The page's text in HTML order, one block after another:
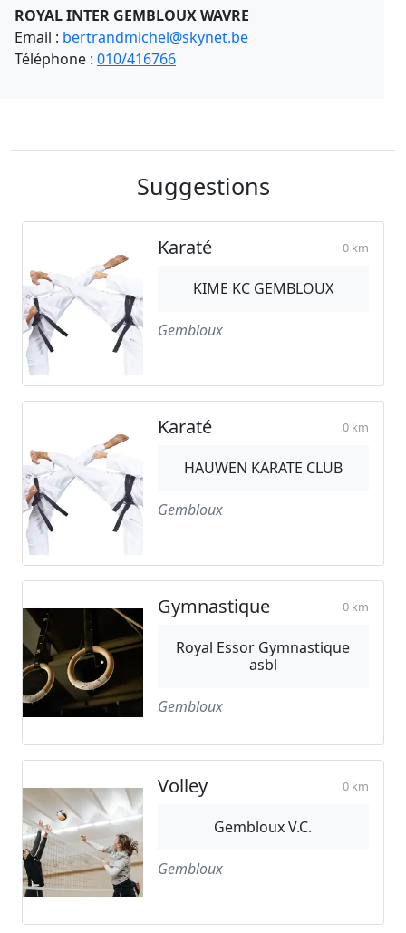
ROYAL INTER GEMBLOUX WAVRE
Email : bertrandmichel@skynet.be
Téléphone : 010/416766
Suggestions
Karaté 0 km
KIME KC GEMBLOUX
Gembloux
Karaté 0 km
HAUWEN KARATE CLUB
Gembloux
Gymnastique 0 km
Royal Essor Gymnastique
asbl
Gembloux
Volley 0 km
Gembloux V.C.
Gembloux